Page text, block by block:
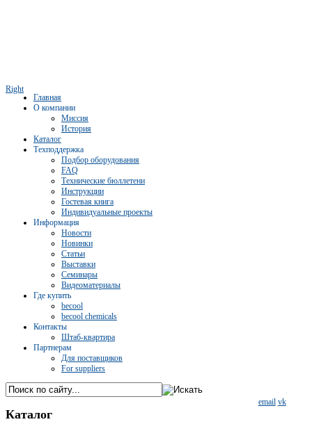
Right
Главная
О компании
Миссия
История
Каталог
Техподдержка
Подбор оборудования
FAQ
Технические бюллетени
Инструкции
Гостевая книга
Индивидуальные проекты
Информация
Новости
Новинки
Статьи
Выставки
Семинары
Видеоматериалы
Где купить
becool
becool chemicals
Контакты
Штаб-квартира
Партнерам
Для поставщиков
For suppliers
email vk
Каталог